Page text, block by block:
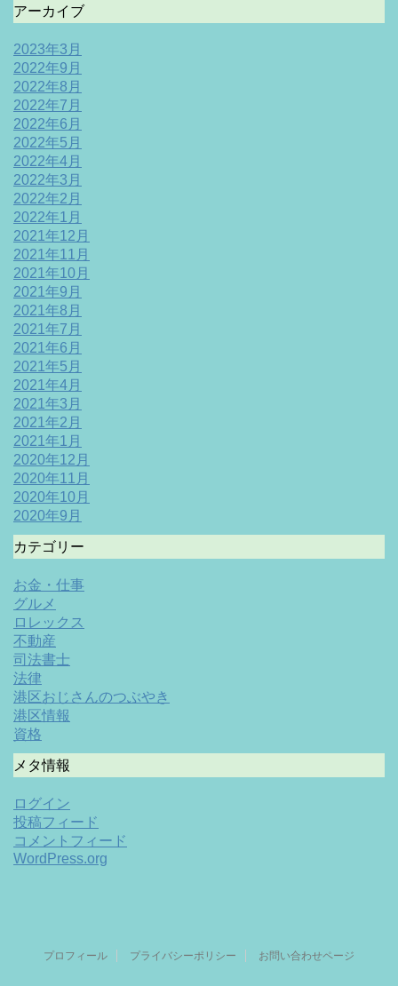
アーカイブ
2023年3月
2022年9月
2022年8月
2022年7月
2022年6月
2022年5月
2022年4月
2022年3月
2022年2月
2022年1月
2021年12月
2021年11月
2021年10月
2021年9月
2021年8月
2021年7月
2021年6月
2021年5月
2021年4月
2021年3月
2021年2月
2021年1月
2020年12月
2020年11月
2020年10月
2020年9月
カテゴリー
お金・仕事
グルメ
ロレックス
不動産
司法書士
法律
港区おじさんのつぶやき
港区情報
資格
メタ情報
ログイン
投稿フィード
コメントフィード
WordPress.org
プロフィール プライバシーポリシー お問い合わせページ